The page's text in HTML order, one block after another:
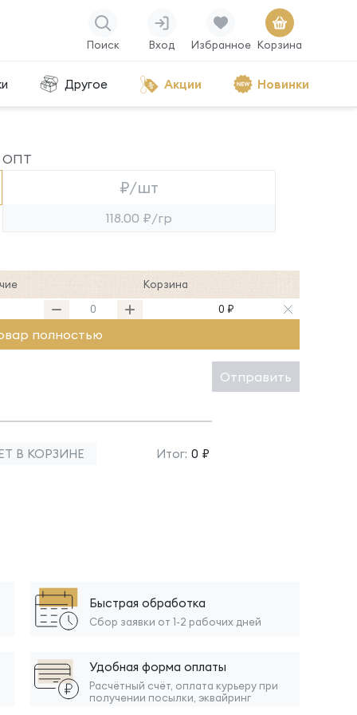
Поиск Вход Избранное Корзина
Другое Акции Новинки
ОПТ
₽/шт
118.00 ₽/гр
Корзина
0 ₽
полностью
Отправить
В КОРЗИНЕ Итог: 0 ₽
Быстрая обработка
Сбор заявки от 1-2 рабочих дней
Удобная форма оплаты
Расчётный счёт, оплата курьеру при
получении посылки, эквайринг